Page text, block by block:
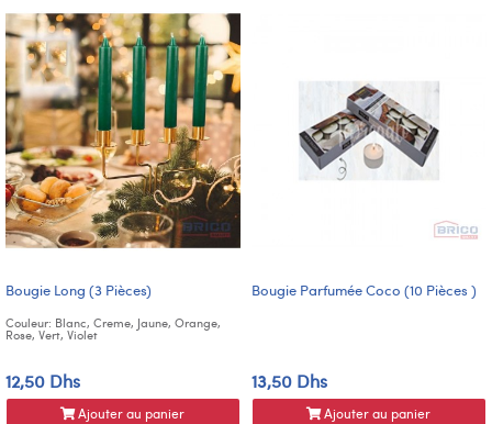
Bougie Long (3 Pièces)
Couleur: Blanc, Creme, Jaune, Orange,
Rose, Vert, Violet
12,50 Dhs
Ajouter au panier
Bougie Parfumée Coco (10 Pièces )
13,50 Dhs
Ajouter au panier